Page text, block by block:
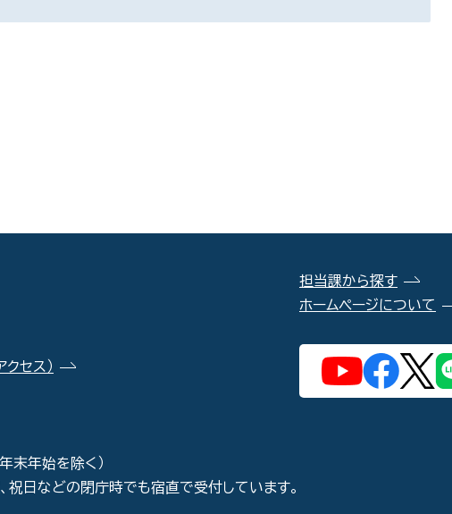
クセス）
末年始を除く）
祝日などの閉庁時でも宿直で受付しています。
担当課から探す
ホームページについて